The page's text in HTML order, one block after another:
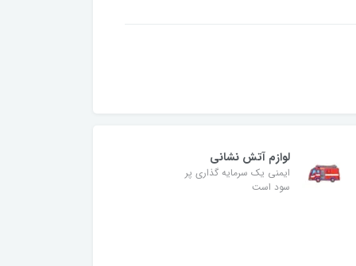
لوازم آتش نشانی
ایمنی یک سرمایه گذاری پر
سود است